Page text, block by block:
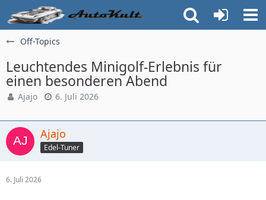
Off-Topics
Leuchtendes Minigolf-Erlebnis für
einen besonderen Abend
Ajajo 6. Juli 2026
Ajajo
Edel-Tuner
6. Juli 2026